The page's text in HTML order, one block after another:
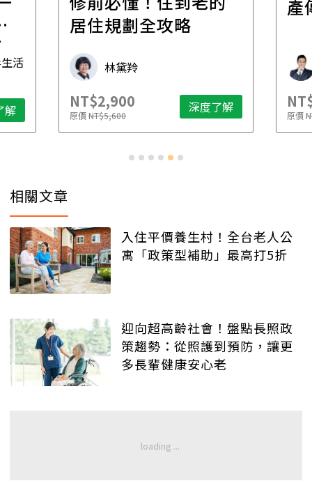
活
解
居住規劃全攻略
林黛羚
NT$2,900
原價NT$5,600 深度了解
產
原價
相關文章
入住平價養生村！全台老人公
寓「政策型補助」最高打5折
迎向超高齡社會！盤點長照政
策趨勢：從照護到預防，讓更
多長輩健康安心老